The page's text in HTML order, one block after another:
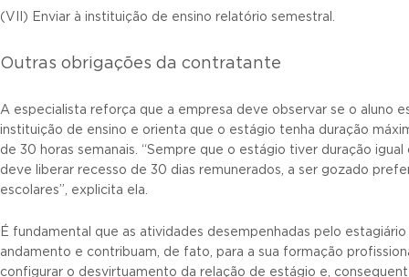
(VII) Enviar à instituição de ensino relatório semestral.
Outras obrigações da contratante
A especialista reforça que a empresa deve observar se o aluno
instituição de ensino e orienta que o estágio tenha duração
de 30 horas semanais. “Sempre que o estágio tiver duração igual
deve liberar recesso de 30 dias remunerados, a ser gozado
escolares”, explicita ela.
É fundamental que as atividades desempenhadas pelo
andamento e contribuam, de fato, para a sua formação
configurar o desvirtuamento da relação de estágio e,